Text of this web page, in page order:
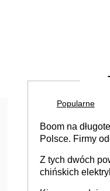
Popularne
Boom na
Polsce. Firmy
Z tych dwóch
chińskich